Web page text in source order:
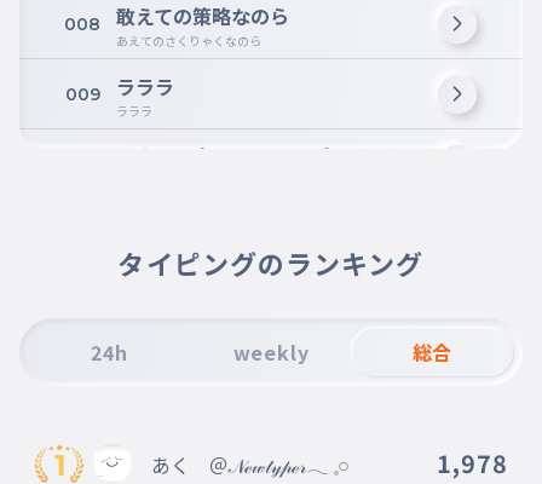
008 敢えての策略なのら
あえてのさくりゃくなのら
009 ラララ
ラララ
一人でも多くのマヌケが居るなら
ただすことからはじめましょう
どれだけ過ごせるかは…
014
びびたるものでも
タイピングのランキング
24h weekly 総合
あく ＠𝒩ℯ𝓌𝓉𝓎𝓅ℯ𝓇𓂃 𓈒𓏸 1,978